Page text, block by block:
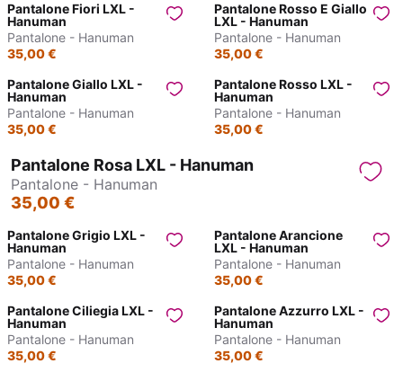
Pantalone Fiori LXL -
Hanuman
Pantalone - Hanuman
35,00 €
Pantalone Rosso E Giallo
LXL - Hanuman
Pantalone - Hanuman
35,00 €
Pantalone Giallo LXL -
Hanuman
Pantalone - Hanuman
35,00 €
Pantalone Rosso LXL -
Hanuman
Pantalone - Hanuman
35,00 €
Pantalone Rosa LXL - Hanuman
Pantalone - Hanuman
35,00 €
Pantalone Grigio LXL -
Hanuman
Pantalone - Hanuman
35,00 €
Pantalone Arancione
LXL - Hanuman
Pantalone - Hanuman
35,00 €
Pantalone Ciliegia LXL -
Hanuman
Pantalone - Hanuman
35,00 €
Pantalone Azzurro LXL -
Hanuman
Pantalone - Hanuman
35,00 €